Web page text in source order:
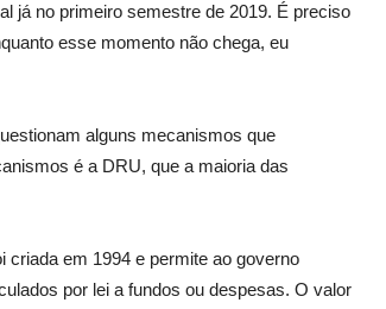
já no primeiro semestre de 2019. É preciso
esse momento não chega, eu
alguns mecanismos que
é a DRU, que a maioria das
criada em 1994 e permite ao governo
por lei a fundos ou despesas. O valor